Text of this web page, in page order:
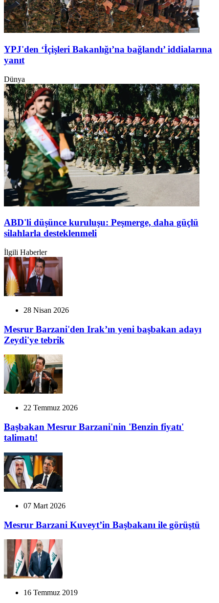
YPJ'den ‘İçişleri Bakanlığı’na bağlandı’ iddialarına
yanıt
Dünya
ABD'li düşünce kuruluşu: Peşmerge, daha güçlü
silahlarla desteklenmeli
İlgili Haberler
28 Nisan 2026
Mesrur Barzani'den Irak’ın yeni başbakan adayı
Zeydi'ye tebrik
22 Temmuz 2026
Başbakan Mesrur Barzani'nin 'Benzin fiyatı'
talimatı!
07 Mart 2026
Mesrur Barzani Kuveyt’in Başbakanı ile görüştü
16 Temmuz 2019